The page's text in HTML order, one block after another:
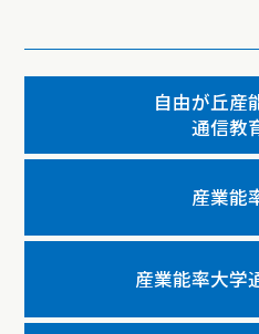
自由が丘産
通信教
産業能
産業能率大学